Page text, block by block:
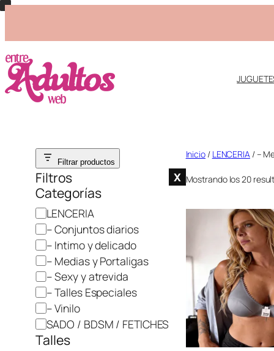
contenido
Filtrar productos
Filtros X
Categorías
C
a
t
e
g
o
r
í
a
LENCERIA
– Conjuntos diarios
– Intimo y delicado
– Medias y Portaligas
– Sexy y atrevida
– Talles Especiales
– Vinilo
SADO / BDSM / FETICHES
Talles
Inicio / LENCERIA/ –
Mostrando los 20